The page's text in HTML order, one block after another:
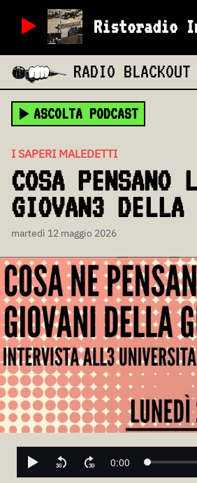
Ristoradio
RADIO BLACKOUT
ASCOLTA PODCAST
I SAPERI MALEDETTI
COSA PENSANO
GIOVAN3 DELLA
martedì 12 maggio 2026